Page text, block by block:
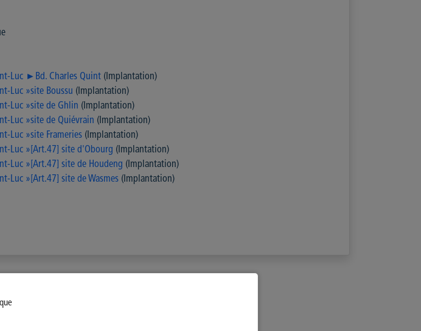
Luc ►Bd. Charles Quint(Implantation)
Luc »site Boussu (Implantation)
Luc »site de Ghlin (Implantation)
Luc »site de Quiévrain (Implantation)
Luc »site Frameries(Implantation)
Luc »[Art.47] site d'Obourg (Implantation)
Luc »[Art.47] site de Houdeng (Implantation)
Luc »[Art.47] site de Wasmes(Implantation)